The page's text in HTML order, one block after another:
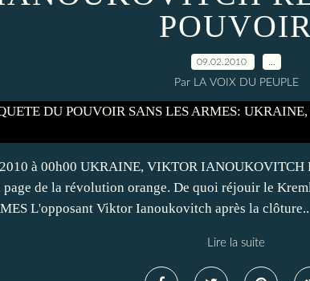
09.02.2010
Par LA VOIX DU PEUPLE
à 00h00 UKRAINE, VIKTOR IANOUKOVITCH
page de la révolution orange. De quoi réjouir le
L'opposant Viktor Ianoukovitch après la
Lire la suite